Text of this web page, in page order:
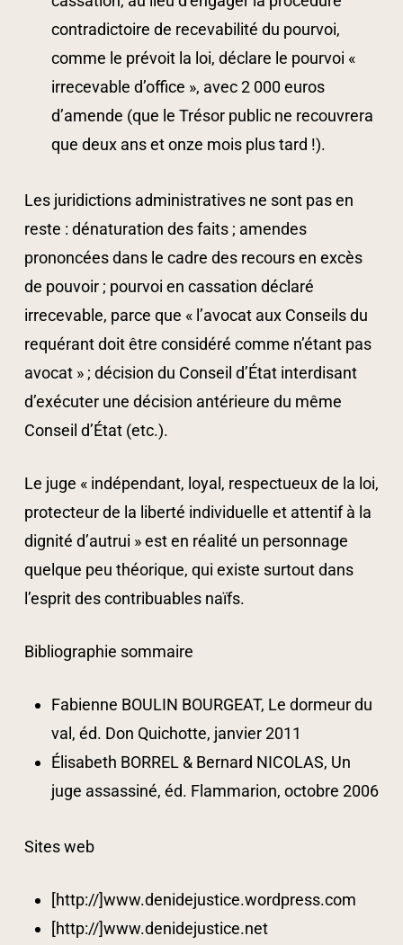
contradictoire de recevabilité du pourvoi,
comme le prévoit la loi, déclare le pourvoi «
irrecevable d’office », avec 2 000 euros
d’amende (que le Trésor public ne recouvrera
que deux ans et onze mois plus tard !).
Les juridictions administratives ne sont pas en
reste : dénaturation des faits ; amendes
prononcées dans le cadre des recours en excès
de pouvoir ; pourvoi en cassation déclaré
irrecevable, parce que « l’avocat aux Conseils du
requérant doit être considéré comme n’étant pas
avocat » ; décision du Conseil d’État interdisant
d’exécuter une décision antérieure du même
Conseil d’État (etc.).
Le juge « indépendant, loyal, respectueux de la loi,
protecteur de la liberté individuelle et attentif à la
dignité d’autrui » est en réalité un personnage
quelque peu théorique, qui existe surtout dans
l’esprit des contribuables naïfs.
Bibliographie sommaire
Fabienne BOULIN BOURGEAT, Le dormeur du
val, éd. Don Quichotte, janvier 2011
Élisabeth BORREL & Bernard NICOLAS, Un
juge assassiné, éd. Flammarion, octobre 2006
Sites web
[http://]www.denidejustice.wordpress.com
[http://]www.denidejustice.net